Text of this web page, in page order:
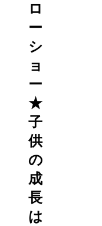
ロ
ー
シ
ョ
ー
★
子
供
の
成
長
は